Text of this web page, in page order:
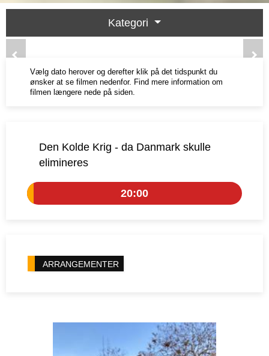
Kategori
Vælg dato herover og derefter klik på det tidspunkt du
ønsker at se filmen nedenfor. Find mere information om
filmen længere nede på siden.
Den Kolde Krig - da Danmark skulle
elimineres
20:00
ARRANGEMENTER